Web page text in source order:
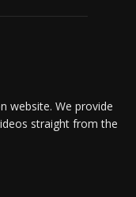
website. We provide
straight from the